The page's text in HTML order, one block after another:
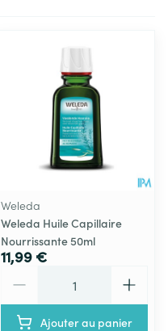
Weleda
Weleda Huile Capillaire
Nourrissante 50ml
11,99 €
Ajouter au panier